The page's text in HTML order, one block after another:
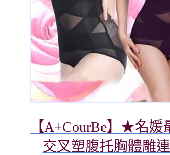
【A+CourBe】★名
交叉塑腹托胸體雕